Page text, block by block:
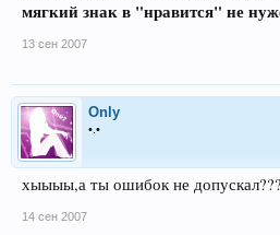
мягкий знак в "нравится" не
13 сен 2007
Only
•.•
хыыыы,а ты ошибок не
14 сен 2007